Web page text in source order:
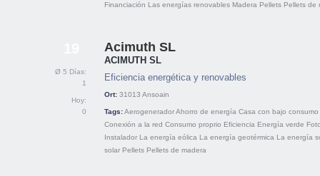
Financiación Las energías renovables Madera Pellets Pellets de
Ø 5 Días:
1
Hoy:
0
Acimuth SL
ACIMUTH SL
Eficiencia energética y renovables
Ort: 31013 Ansoain
Tags:AerogeneradorAhorro de energía Casa con bajo
Conexión a la red Consumo proprio Eficiencia Energía verde
Instalador La energía eólica La energía geotérmica La energía
solar Pellets Pellets de madera